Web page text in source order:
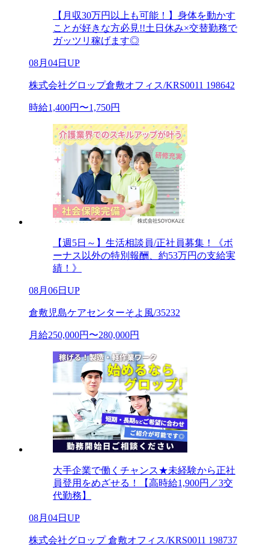
【月収30万円以上も可能！】身体を動かす
ことが好きな方必見!!土日休み×交替勤務で
ガッツリ稼げます◎
08月04日UP
株式会社グロップ倉敷オフィス/KRS0011 198642
時給1,400円〜1,750円
【週5日～】生活相談員/正社員募集！《ボ
ーナス以外の特別報酬、約53万円の支給実
績！》
08月06日UP
倉敷児島ケアセンターそよ風/35232
月給250,000円〜280,000円
大手企業で働くチャンス★未経験から正社
員登用をめざせる！【高時給1,900円／3交
代勤務】
08月04日UP
株式会社グロップ 倉敷オフィス/KRS0011 198737